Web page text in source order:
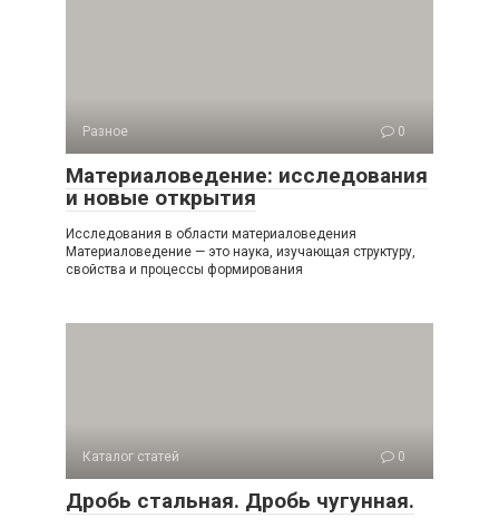
Разное 0
Материаловедение: исследования
и новые открытия
Исследования в области материаловедения
Материаловедение — это наука, изучающая структуру,
свойства и процессы формирования
Каталог статей 0
Дробь стальная. Дробь чугунная.